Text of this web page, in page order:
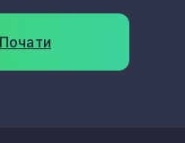
Почати